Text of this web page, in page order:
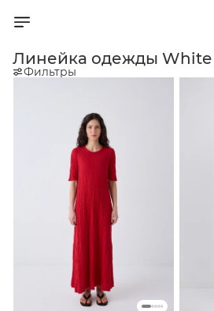
Линейка одежды White
Фильтры